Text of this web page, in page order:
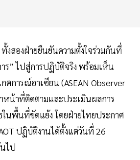
งสองฝ่ายยืนยันความตั้งใจร่วมกันที่
” ไปสู่การปฏิบัติจริง พร้อมเห็น
ตการณ์อาเซียน (ASEAN Observer
หน้าที่ติดตามและประเมินผลการ
นพื้นที่ขัดแย้ง โดยฝ่ายไทยประกาศ
ปฏิบัติงานได้ตั้งแต่วันที่ 26
ไป